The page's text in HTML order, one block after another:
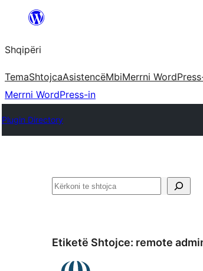
Hidhu
lënda
Shqipëri
TemaShtojcaAsistencëMbiMerrni
Merrni WordPress-in
Plugin Directory
Kërko
Etiketë Shtojce: remote